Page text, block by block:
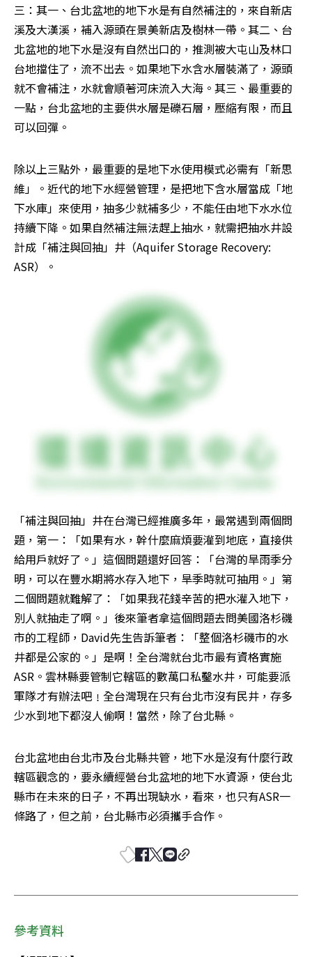
三：其一、台北盆地的地下水是有自然補注的，來自新店
溪及大漢溪，補入源頭在景美新店及樹林一帶。其二、台
北盆地的地下水是沒有自然出口的，推測被大屯山及林口
台地擋住了，流不出去。如果地下水含水層裝滿了，源頭
就不會補注，水就會順著河床流入大海。其三、最重要的
一點，台北盆地的主要供水層是礫石層，壓縮有限，而且
可以回彈。
除以上三點外，最重要的是地下水使用模式必需有「新思
維」。近代的地下水經營管理，是把地下含水層當成「地
下水庫」來使用，抽多少就補多少，不能任由地下水水位
持續下降。如果自然補注無法趕上抽水，就需把抽水井設
計成「補注與回抽」井（Aquifer Storage Recovery:
ASR）。
「補注與回抽」井在台灣已經推廣多年，最常遇到兩個問
題，第一：「如果有水，幹什麼麻煩要灌到地底，直接供
給用戶就好了。」這個問題還好回答：「台灣的旱雨季分
明，可以在豐水期將水存入地下，旱季時就可抽用。」第
二個問題就難解了：「如果我花錢辛苦的把水灌入地下，
別人就抽走了啊。」後來筆者拿這個問題去問美國洛杉磯
市的工程師，David先生告訴筆者：「整個洛杉磯市的水
井都是公家的。」是啊！全台灣就台北市最有資格實施
ASR。雲林縣要管制它轄區的數萬口私鑿水井，可能要派
軍隊才有辦法吧﹗全台灣現在只有台北市沒有民井，存多
少水到地下都沒人偷啊！當然，除了台北縣。
台北盆地由台北市及台北縣共管，地下水是沒有什麼行政
轄區觀念的，要永續經營台北盆地的地下水資源，使台北
縣市在未來的日子，不再出現缺水，看來，也只有ASR一
條路了，但之前，台北縣市必須攜手合作。
參考資料